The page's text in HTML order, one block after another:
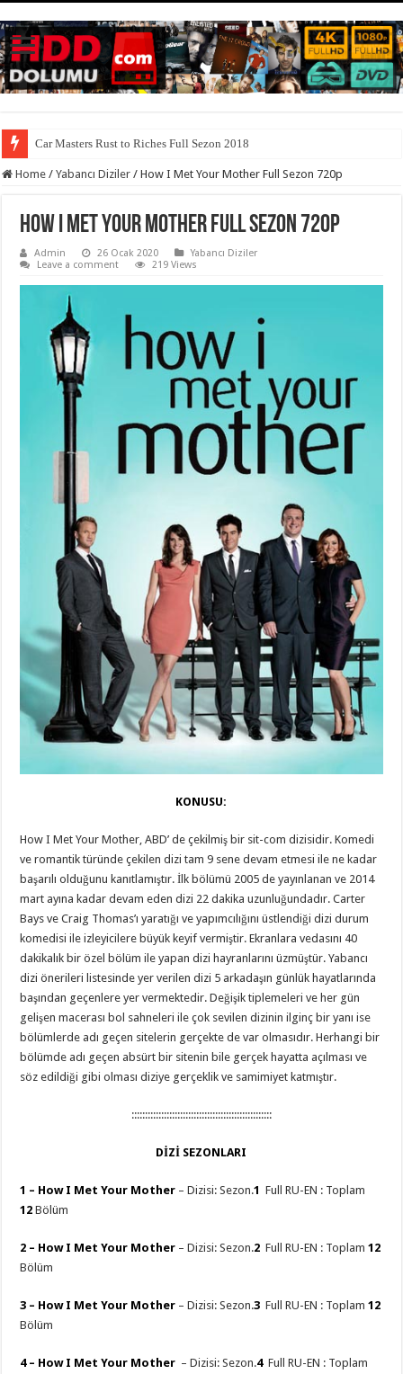
Car Masters Rust to Riches Full Sezon 2018
Home / Yabancı Diziler / How I Met Your Mother Full Sezon 720p
How I Met Your Mother Full Sezon 720p
Admin 26 Ocak 2020
Yabancı Diziler
Leave a comment
219 Views
KONUSU:
How I Met Your Mother, ABD’ de çekilmiş bir sit-com dizisidir. Komedi
ve romantik türünde çekilen dizi tam 9 sene devam etmesi ile ne kadar
başarılı olduğunu kanıtlamıştır. İlk bölümü 2005 de yayınlanan ve 2014
mart ayına kadar devam eden dizi 22 dakika uzunluğundadır. Carter
Bays ve Craig Thomas’ı yaratığı ve yapımcılığını üstlendiği dizi durum
komedisi ile izleyicilere büyük keyif vermiştir. Ekranlara vedasını 40
dakikalık bir özel bölüm ile yapan dizi hayranlarını üzmüştür. Yabancı
dizi önerileri listesinde yer verilen dizi 5 arkadaşın günlük hayatlarında
başından geçenlere yer vermektedir. Değişik tiplemeleri ve her gün
gelişen macerası bol sahneleri ile çok sevilen dizinin ilginç bir yanı ise
bölümlerde adı geçen sitelerin gerçekte de var olmasıdır. Herhangi bir
bölümde adı geçen absürt bir sitenin bile gerçek hayatta açılması ve
söz edildiği gibi olması diziye gerçeklik ve samimiyet katmıştır.
::::::::::::::::::::::::::::::::::::::::::::::::::::
DİZİ SEZONLARI
1 – How I Met Your Mother – Dizisi: Sezon.1 Full RU-EN : Toplam
12 Bölüm
2 – How I Met Your Mother – Dizisi: Sezon.2 Full RU-EN : Toplam12
Bölüm
3 – How I Met Your Mother – Dizisi: Sezon.3 Full RU-EN : Toplam12
Bölüm
4 – How I Met Your Mother – Dizisi: Sezon.4Full RU-EN : Toplam